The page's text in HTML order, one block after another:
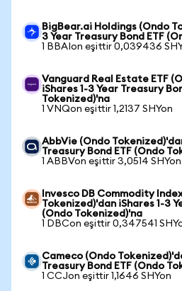
BigBear.ai Holdings (Ondo
3 Year Treasury Bond ETF
1 BBAIon eşittir 0,039436
Vanguard Real Estate ETF
iShares 1-3 Year Treasury
Tokenized)'na
1 VNQon eşittir 1,2137 SHYon
AbbVie (Ondo
Treasury Bond ETF (Ondo
1 ABBVon eşittir 3,0514 SHYon
Invesco DB Commodity
Tokenized)'dan iShares 1-3
(Ondo Tokenized)'na
1 DBCon eşittir 0,347541
Cameco (Ondo
Treasury Bond ETF (Ondo
1 CCJon eşittir 1,1646 SHYon